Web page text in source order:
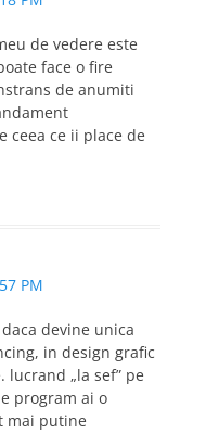
de vedere este
face o fire
de anumiti
ceea ce ii place de
PM
devine unica
in design grafic
„la sef” pe
program ai o
mai putine